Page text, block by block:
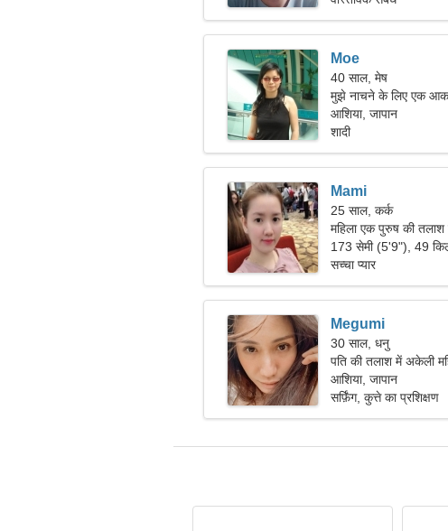
Moe
40 साल, मेष
मुझे नाचने के लिए एक
आशिया, जापान
शादी
Mami
25 साल, कर्क
महिला एक पुरुष की
173 सेमी (5'9"), 49
सच्चा प्यार
Megumi
30 साल, धनु
पति की तलाश में अकेली
आशिया, जापान
सर्फ़िंग, कुत्ते का प्रशिक्षण